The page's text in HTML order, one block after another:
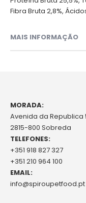
Fibra Bruta 2,8%,
MAIS INFORMAÇÃO
MORADA:
Avenida da Republica
2815-800 Sobreda
TELEFONES:
+351 918 827 327
+351 210 964 100
EMAIL:
info@spiroupetfood.pt